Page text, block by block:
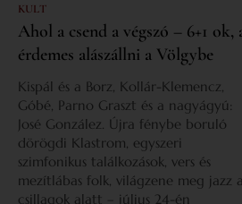
KULT
Ahol a csend a végszó – 6+1
érdemes alászállni a Völgybe
Kispál és a Borz, Kollár-Klemencz,
Góbé, Parno Graszt és a nagyágyú:
José González. Újra fénybe boruló
dörögdi Klastrom, egyszeri
szimfonikus találkozások, vers és
mezítlábas folk, világzene meg jazz a
csillagok alatt – július 24-én